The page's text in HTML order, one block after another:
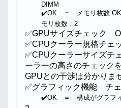
DIMM
✔️OK ＝ メモリ枚数 OK
モリ枚数：2
✅GPUサイズチェック
✅CPUクーラー規格チェ
✅CPUクーラーサイズ
ーラーの高さのチェック
GPUとの干渉は分かりま
✅グラフィック機能 チ
✔️OK ＝ 構成がグラフィ